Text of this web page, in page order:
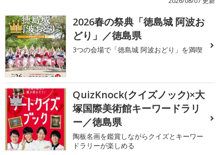
1
2026春の祭典「徳島城 阿波お
どり」／徳島県
3つの会場で「徳島城 阿波おどり」を満喫
2
QuizKnock(クイズノック)×大
塚国際美術館キーワードラリ
ー／徳島県
陶板名画を鑑賞しながらクイズとキーワー
ドラリーが楽しめる